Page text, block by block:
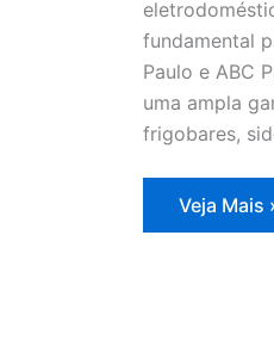
fundamental
Paulo e ABC
uma ampla
frigobares,
Técnica
Veja Mais